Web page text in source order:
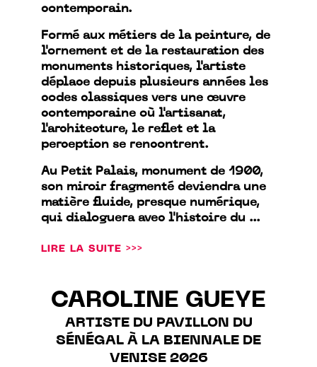
contemporain.
Formé aux métiers de la peinture, de
l'ornement et de la restauration des
monuments historiques, l'artiste
déplace depuis plusieurs années les
codes classiques vers une œuvre
contemporaine où l'artisanat,
l'architecture, le reflet et la
perception se rencontrent.
Au Petit Palais, monument de 1900,
son miroir fragmenté deviendra une
matière fluide, presque numérique,
qui dialoguera avec l'histoire du ...
LIRE LA SUITE >>>
CAROLINE GUEYE
ARTISTE DU PAVILLON DU
SÉNÉGAL À LA BIENNALE DE
VENISE 2026